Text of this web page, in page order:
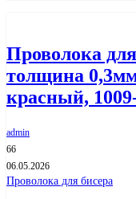
Проволока
толщина
красный,
admin
66
06.05.2026
Проволока для бисера